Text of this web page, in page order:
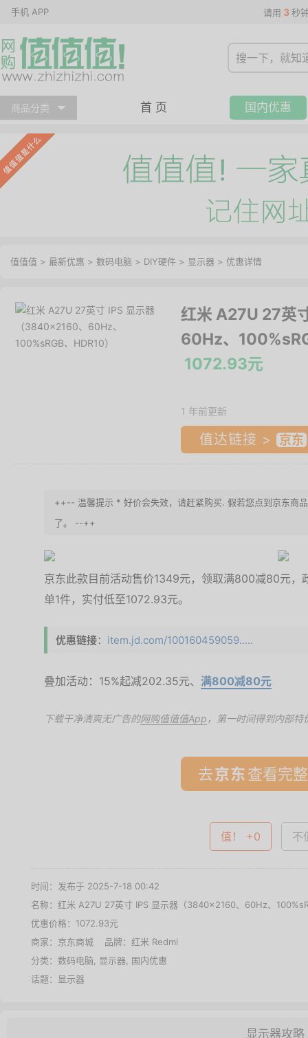
手机 APP 请用 3 秒
商品分类 首 页 国内优惠
值值值 > 最新优惠 > 数码电脑 > DIY硬件 > 显示器 > 优惠详情
红米 A27U 27英
60Hz、
1072.93元
1 年前更新
值达链接 >
++-- 温馨提示 * 好价会失效，请赶紧购买. 假若您点到京东商
了。 --++
京东此款目前活动售价1349元，领取满800减80元
单1件，实付低至1072.93元。
优惠链接： item.jd.com/100160459059.....
叠加活动：15%起减202.35元、 满800减80元
下载干净清爽无广告的网购值值值App ，第一时间得到内部特
去 查看完
值！ +0 不
时间：发布于 2025-7-18 00:42
名称： 红米 A27U 27英寸 IPS 显示器（3840×2160、60Hz、
优惠价格： 1072.93元
商家： 京东商城 品牌： 红米 Redmi
分类： 数码电脑 显示器 国内优惠
话题：
显示器
显示器攻略